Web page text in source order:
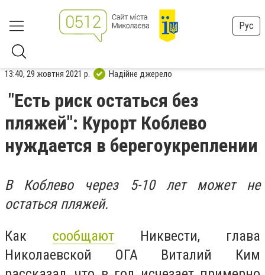
Рус
13:40, 29 жовтня 2021 р. Надійне джерело
"Есть риск остаться без
пляжей": Курорт Коблево
нуждается в берегоукреплении
В Коблево через 5-10 лет может не
остаться пляжей.
Как сообщают Никвести, глава
Николаевской ОГА Виталий Ким